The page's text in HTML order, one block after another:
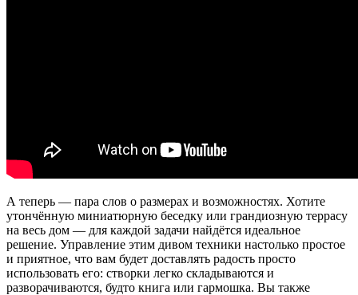
А теперь — пара слов о размерах и возможностях. Хотите
утончённую миниатюрную беседку или грандиозную террасу
на весь дом — для каждой задачи найдётся идеальное
решение. Управление этим дивом техники настолько простое
и приятное, что вам будет доставлять радость просто
использовать его: створки легко складываются и
разворачиваются, будто книга или гармошка. Вы также